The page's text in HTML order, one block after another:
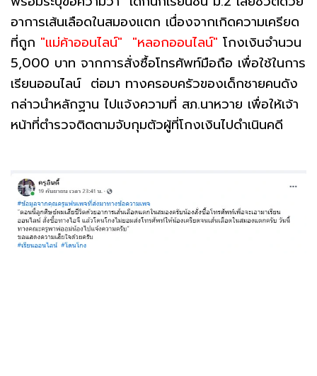
อาการเส้นเลือดในสมองแตก เนื่องจากเกิดความเครียด
ที่ถูก "แม่ค้าออนไลน์" "หลอกออนไลน์" โกงเงินจำนวน
5,000 บาท จากการสั่งซื้อโทรศัพท์มือถือ เพื่อใช้ในการ
เรียนออนไลน์ ต่อมา ทางครอบครัวของเด็กชายคนดัง
กล่าวนำหลักฐาน ไปแจ้งความที่ สภ.นาหวาย เพื่อให้เจ้า
หน้าที่ตำรวจติดตามจับกุมตัวผู้ที่โกงเงินไปดำเนินคดี